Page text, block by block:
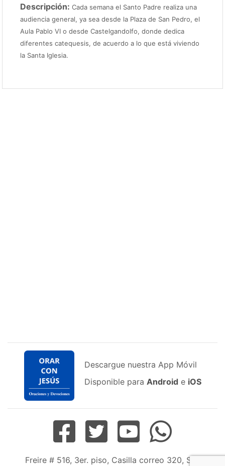
Descripción:Cada semana el Santo Padre realiza una
audiencia general, ya sea desde la Plaza de San Pedro, el
Aula Pablo VI o desde Castelgandolfo, donde dedica
diferentes catequesis, de acuerdo a lo que está viviendo
la Santa Iglesia.
Descargue nuestra App Móvil
Disponible para Android e iOS
Freire # 516, 3er. piso, Casilla correo 320, San